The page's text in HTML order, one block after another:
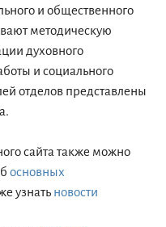
и общественного
методическую
духовного
и социального
отделов представлены
сайта также можно
основных
узнать новости